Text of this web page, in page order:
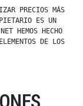
PRECIOS MÁS
ES UN
HEMOS HECHO
DE LOS